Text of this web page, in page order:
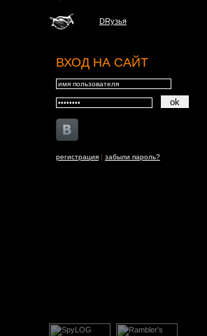
DRузья
ВХОД НА САЙТ
регистрация | забыли пароль?